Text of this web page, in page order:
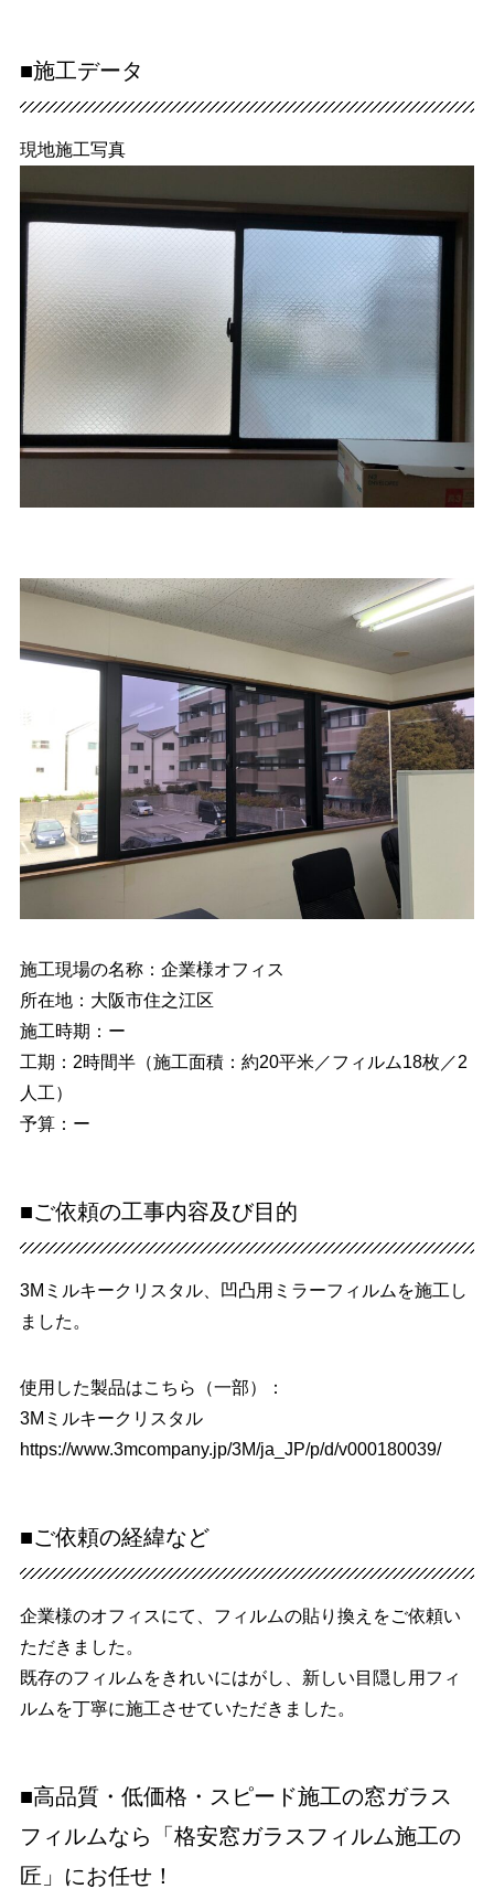
■施工データ
現地施工写真
施工現場の名称：企業様オフィス
所在地：大阪市住之江区
施工時期：ー
工期：2時間半（施工面積：約20平米／フィルム18枚／2
人工）
予算：ー
■ご依頼の工事内容及び目的
3Mミルキークリスタル、凹凸用ミラーフィルムを施工し
ました。
使用した製品はこちら（一部）：
3Mミルキークリスタル
https://www.3mcompany.jp/3M/ja_JP/p/d/v000180039/
■ご依頼の経緯など
企業様のオフィスにて、フィルムの貼り換えをご依頼い
ただきました。
既存のフィルムをきれいにはがし、新しい目隠し用フィ
ルムを丁寧に施工させていただきました。
■高品質・低価格・スピード施工の窓ガラス
フィルムなら「格安窓ガラスフィルム施工の
匠」にお任せ！